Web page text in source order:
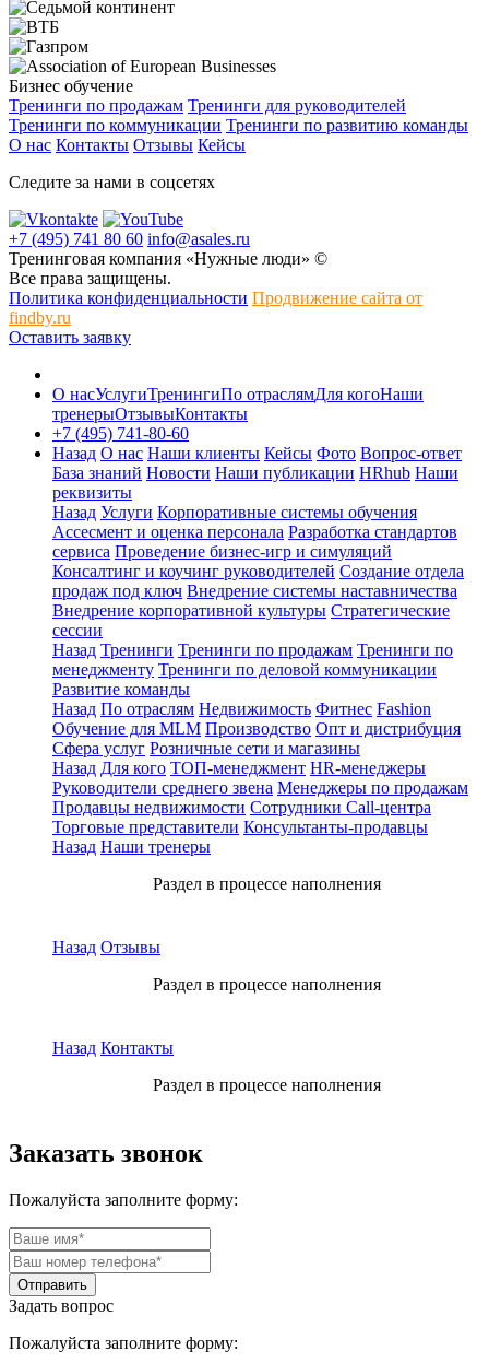
Бизнес обучение
Тренинги по продажам Тренинги для руководителей
Тренинги по коммуникации Тренинги по развитию команды
О нас Контакты Отзывы Кейсы
Следите за нами в соцсетях
+7 (495) 741 80 60 info@asales.ru
Тренинговая компания «Нужные люди» ©
Все права защищены.
Политика конфиденциальности Продвижение сайта от
findby.ru
Оставить заявку
О насУслугиТренингиПо отраслямДля когоНаши
тренерыОтзывыКонтакты
+7 (495) 741-80-60
Назад О нас Наши клиенты Кейсы Фото Вопрос-ответ
База знаний Новости Наши публикации HRhub Наши
реквизиты
Назад Услуги Корпоративные системы обучения
Ассесмент и оценка персонала Разработка стандартов
сервиса Проведение бизнес-игр и симуляций
Консалтинг и коучинг руководителей Создание отдела
продаж под ключ Внедрение системы наставничества
Внедрение корпоративной культуры Стратегические
сессии
Назад Тренинги Тренинги по продажам Тренинги по
менеджменту Тренинги по деловой коммуникации
Развитие команды
Назад По отраслям Недвижимость Фитнес Fashion
Обучение для MLM Производство Опт и дистрибуция
Сфера услуг Розничные сети и магазины
Назад Для кого ТОП-менеджмент HR-менеджеры
Руководители среднего звена Менеджеры по продажам
Продавцы недвижимости Сотрудники Call-центра
Торговые представители Консультанты-продавцы
Назад Наши тренеры
Раздел в процессе наполнения
Назад Отзывы
Раздел в процессе наполнения
Назад Контакты
Раздел в процессе наполнения
Заказать звонок
Пожалуйста заполните форму:
Задать вопрос
Пожалуйста заполните форму: